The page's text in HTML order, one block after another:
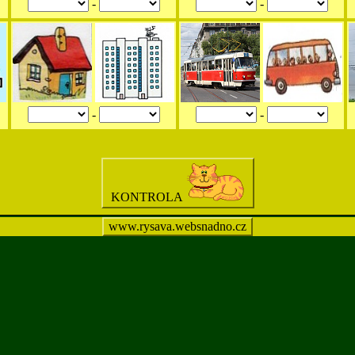
- -
- -
KONTROLA
www.rysava.websnadno.cz